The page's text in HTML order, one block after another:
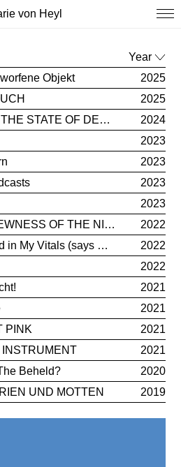
von Heyl
Year
Objekt
2025
2025
Kasia Fudakowski – IN THE STATE OF DECISION
2024
2023
2023
2023
2023
Mary Ramsden FOR NEWNESS OF THE NIGHT—
2022
A Hole Is Being Gnawed in My Vitals (says Sappho)
2022
2022
2021
2021
PINK
2021
2021
Beheld?
2020
UND MOTTEN
2019